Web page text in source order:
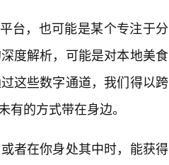
台，也可能是某个专注于分
度解析，可能是对本地美食
这些数字通道，我们得以跨
的方式带在身边。
者在你身处其中时，能获得